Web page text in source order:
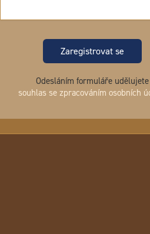
Zaregistrovat se
Odesláním formuláře udělujete
souhlas se zpracováním osobních